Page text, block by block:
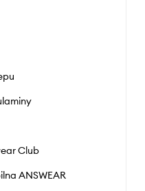
Club
ANSWEAR